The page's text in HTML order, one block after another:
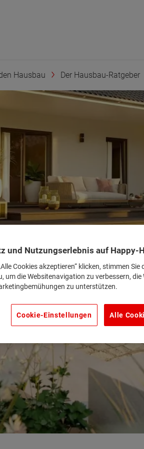
Hausbau Der Hausbau-Ratgeber
und Nutzungserlebnis auf Happy-
Cookies akzeptieren“ klicken, stimmen
um die Websitenavigation zu verbessern,
zu unterstützen.
Cookie-Einstellungen Alle